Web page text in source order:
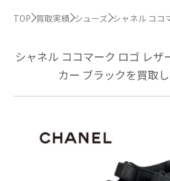
TOP 買取実績 シューズ シャネル ココ
シャネル ココマーク ロゴ レザ
カー ブラックを買取